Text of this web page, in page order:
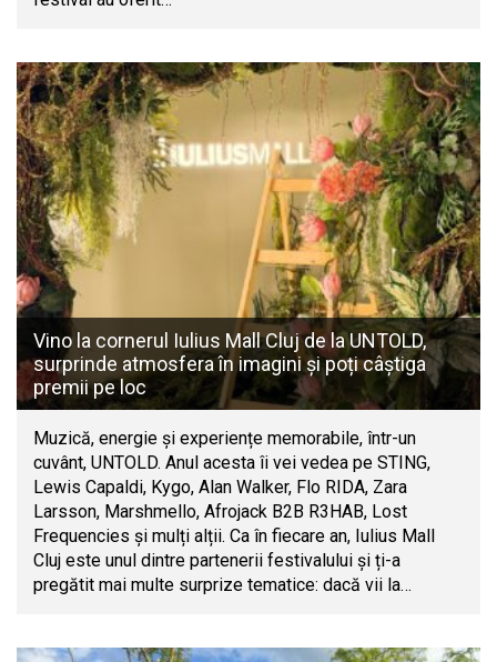
Vino la cornerul Iulius Mall Cluj de la UNTOLD,
surprinde atmosfera în imagini și poți câștiga
premii pe loc
Muzică, energie și experiențe memorabile, într-un
cuvânt, UNTOLD. Anul acesta îi vei vedea pe STING,
Lewis Capaldi, Kygo, Alan Walker, Flo RIDA, Zara
Larsson, Marshmello, Afrojack B2B R3HAB, Lost
Frequencies și mulți alții. Ca în fiecare an, Iulius Mall
Cluj este unul dintre partenerii festivalului și ți-a
pregătit mai multe surprize tematice: dacă vii la…